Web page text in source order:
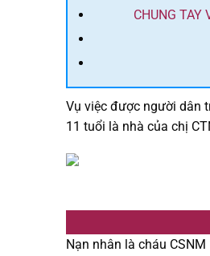
CHUNG TAY
Vụ việc được người dân
11 tuổi là nhà của chị
Nạn nhân là cháu